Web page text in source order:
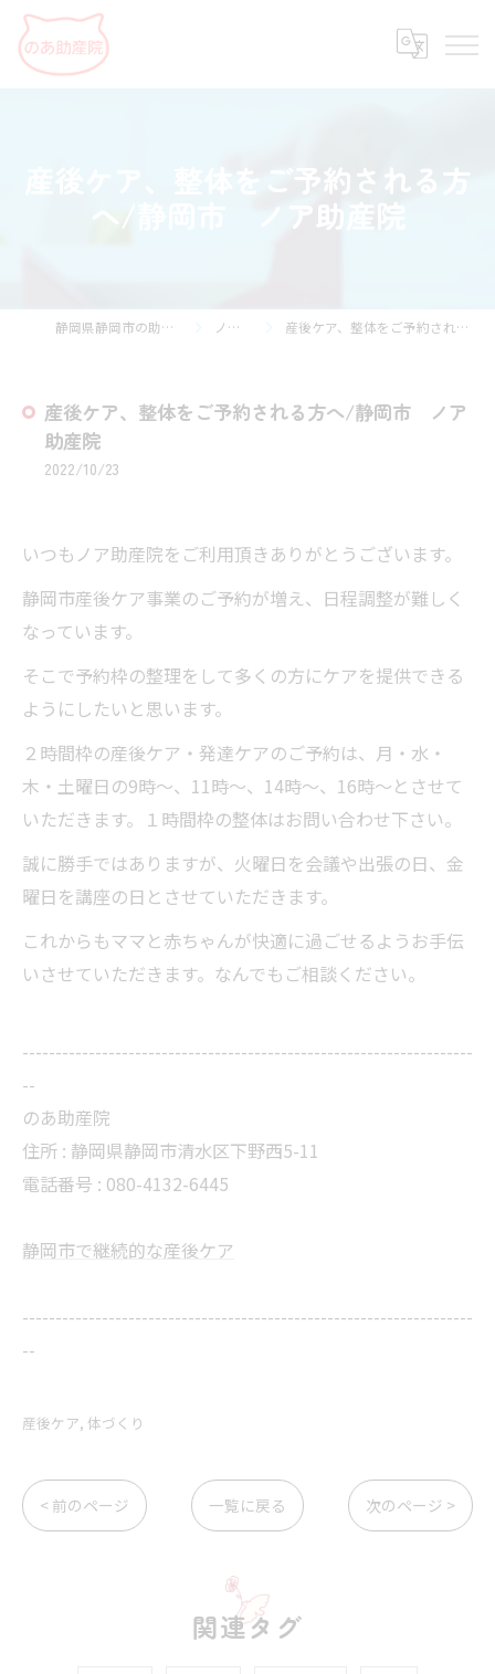
産後ケア、整体をご予約される方
へ/静岡市 ノア助産院
静岡県静岡市の助産院ならのあ助産院 ノアだより 産後ケア、整体をご予約される方へ/静岡市 ノア助産院
産後ケア、整体をご予約される方へ/静岡市 ノア
助産院
2022/10/23
いつもノア助産院をご利用頂きありがとうございます。
静岡市産後ケア事業のご予約が増え、日程調整が難しく
なっています。
そこで予約枠の整理をして多くの方にケアを提供できる
ようにしたいと思います。
２時間枠の産後ケア・発達ケアのご予約は、月・水・
木・土曜日の9時〜、11時〜、14時〜、16時〜とさせて
いただきます。１時間枠の整体はお問い合わせ下さい。
誠に勝手ではありますが、火曜日を会議や出張の日、金
曜日を講座の日とさせていただきます。
これからもママと赤ちゃんが快適に過ごせるようお手伝
いさせていただきます。なんでもご相談ください。
--------------------------------------------------------------------
--
のあ助産院
住所 : 静岡県静岡市清水区下野西5-11
電話番号 : 080-4132-6445
静岡市で継続的な産後ケア
--------------------------------------------------------------------
--
産後ケア 体づくり
< 前のページ 一覧に戻る 次のページ >
関連タグ